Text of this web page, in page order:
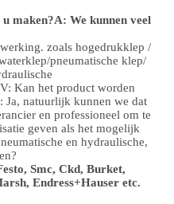
maken?A: We kunnen veel
zoals hogedrukklep /
pneumatische klep/
V: Kan het product worden
Ja, natuurlijk kunnen we dat
en professioneel om te
geven als het mogelijk
en hydraulische,
Smc, Ckd, Burket,
Endress+Hauser etc.